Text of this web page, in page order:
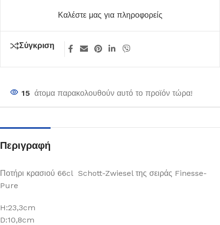
Καλέστε μας για πληροφορείς
Σύγκριση
15 άτομα παρακολουθούν αυτό το προϊόν τώρα!
Περιγραφή
Ποτήρι κρασιού 66cl Schott-Zwiesel της σειράς Finesse-
Pure
H:23,3cm
D:10,8cm